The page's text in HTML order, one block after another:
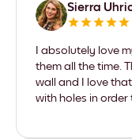
Sierra
I absolutely love
them all the time.
wall and I love
with holes in order